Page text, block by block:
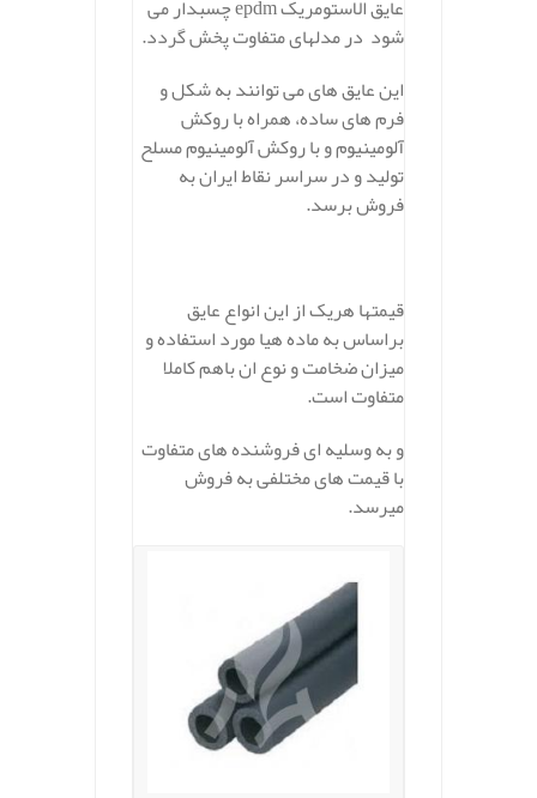
عایق الاستومریک epdm چسبدار می
شود در مدلهای متفاوت پخش گردد.
این عایق های می توانند به شکل و
فرم های ساده، همراه با روکش
آلومینیوم و با روکش آلومینیوم مسلح
تولید و در سراسر نقاط ایران به
فروش برسد.
قیمتها هریک از این انواع عایق
براساس به ماده هیا مورد استفاده و
میزان ضخامت و نوع ان باهم کاملا
متفاوت است.
و به وسلیه ای فروشنده های متفاوت
با قیمت های مختلفی به فروش
میرسد.